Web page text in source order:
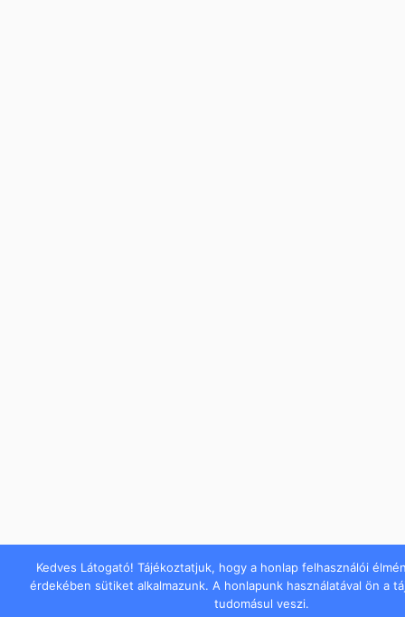
Kedves Látogató! Tájékoztatjuk, hogy a honlap felhasználói
érdekében sütiket alkalmazunk. A honlapunk használatával ön a
tudomásul veszi.